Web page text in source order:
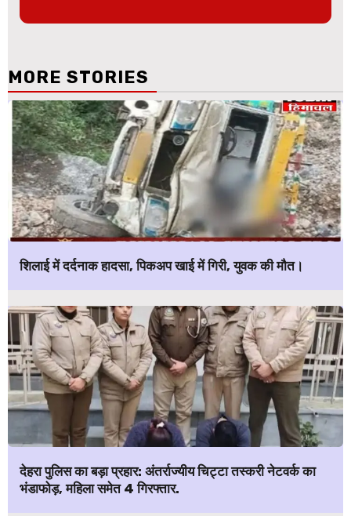
MORE STORIES
शिलाई में दर्दनाक हादसा, पिकअप खाई में गिरी, युवक की मौत।
देहरा पुलिस का बड़ा प्रहार: अंतर्राज्यीय चिट्टा तस्करी नेटवर्क का
भंडाफोड़, महिला समेत 4 गिरफ्तार.